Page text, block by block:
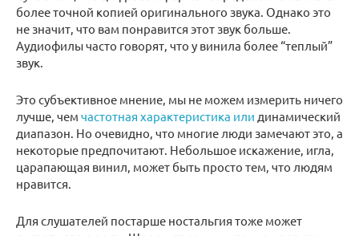
более точной копией оригинального звука. Однако это
не значит, что вам понравится этот звук больше.
Аудиофилы часто говорят, что у винила более “теплый”
звук.
Это субъективное мнение, мы не можем измерить ничего
лучше, чем частотная характеристика или динамический
диапазон. Но очевидно, что многие люди замечают это, а
некоторые предпочитают. Небольшое искажение, игла,
царапающая винил, может быть просто тем, что людям
нравится.
Для слушателей постарше ностальгия тоже может